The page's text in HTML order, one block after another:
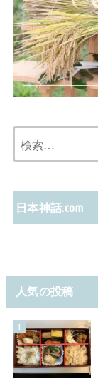
日本神話.com
人気の投稿